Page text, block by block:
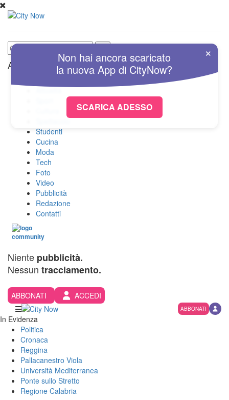
Altre Sezioni
Attualità
Spettacolo
Studenti
Cucina
Moda
Tech
Foto
Video
Pubblicità
Redazione
Contatti
Niente pubblicità.
Nessun tracciamento.
ABBONATI ACCEDI
ABBONATI
In Evidenza
Politica
Cronaca
Reggina
Pallacanestro Viola
Università Mediterranea
Ponte sullo Stretto
Regione Calabria
×
Non hai ancora scaricato
la nuovaApp di CityNow?
SCARICA ADESSO